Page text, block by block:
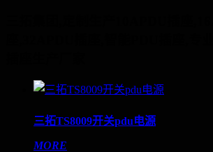
三拓TS8009开关pdu电源
MORE